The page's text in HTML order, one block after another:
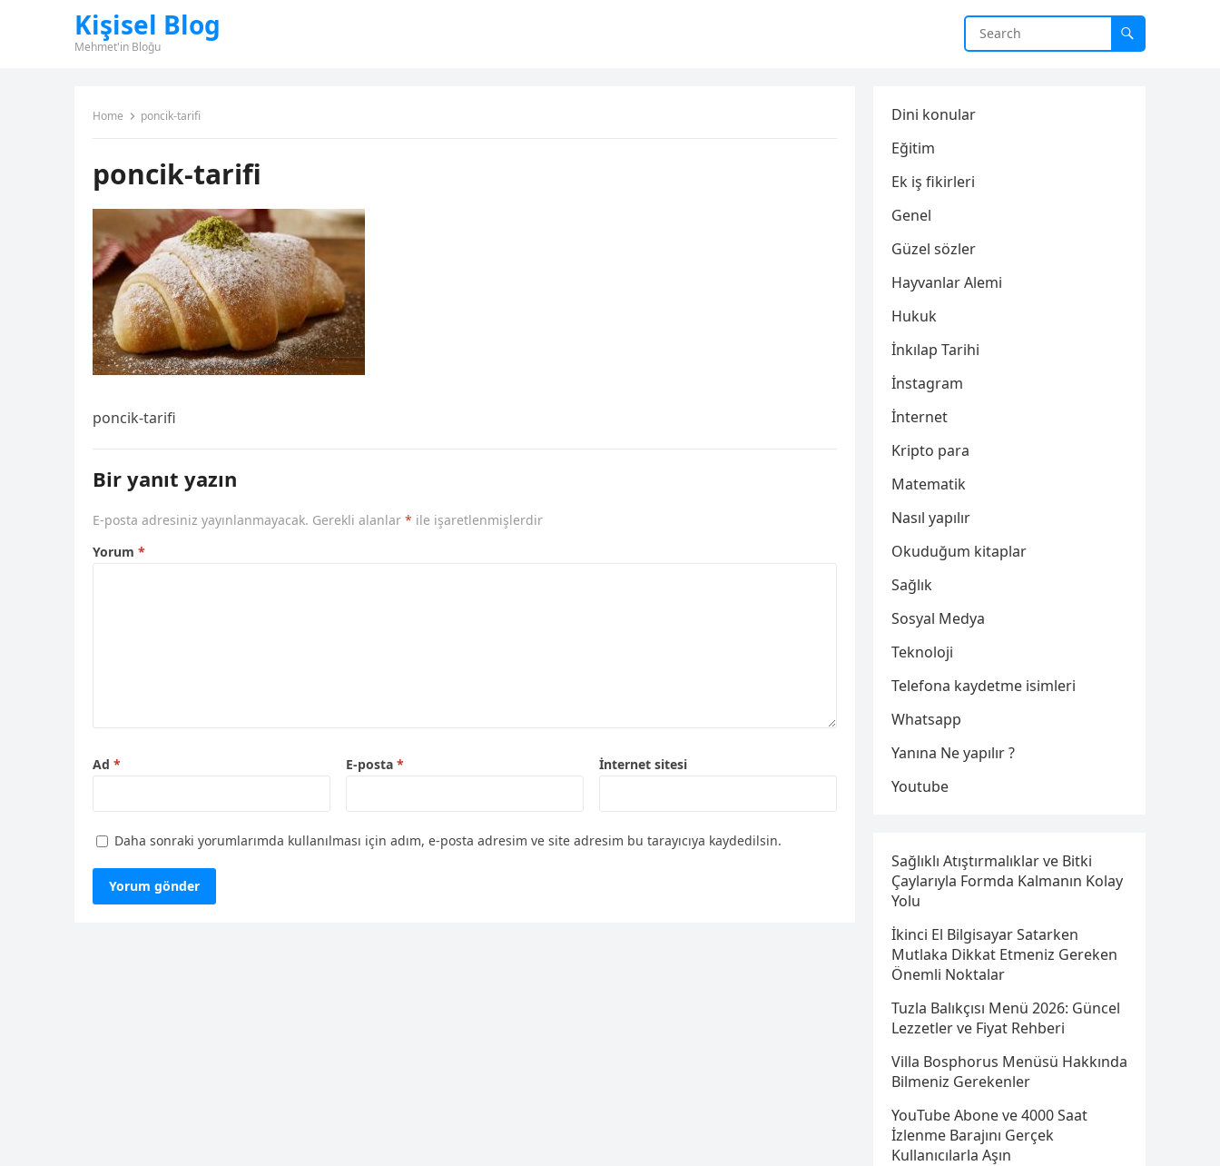
Kişisel Blog
Mehmet'in Bloğu
Home poncik-tarifi
poncik-tarifi
poncik-tarifi
Bir yanıt yazın
E-posta adresiniz yayınlanmayacak. Gerekli alanlar * ile işaretlenmişlerdir
Yorum *
Ad * E-posta * İnternet sitesi
Daha sonraki yorumlarımda kullanılması için adım, e-posta adresim ve site adresim bu tarayıcıya kaydedilsin.
Dini konular
Eğitim
Ek iş fikirleri
Genel
Güzel sözler
Hayvanlar Alemi
Hukuk
İnkılap Tarihi
İnstagram
İnternet
Kripto para
Matematik
Nasıl yapılır
Okuduğum kitaplar
Sağlık
Sosyal Medya
Teknoloji
Telefona kaydetme isimleri
Whatsapp
Yanına Ne yapılır ?
Youtube
Sağlıklı Atıştırmalıklar ve Bitki
Çaylarıyla Formda Kalmanın Kolay
Yolu
İkinci El Bilgisayar Satarken
Mutlaka Dikkat Etmeniz Gereken
Önemli Noktalar
Tuzla Balıkçısı Menü 2026: Güncel
Lezzetler ve Fiyat Rehberi
Villa Bosphorus Menüsü Hakkında
Bilmeniz Gerekenler
YouTube Abone ve 4000 Saat
İzlenme Barajını Gerçek
Kullanıcılarla Aşın